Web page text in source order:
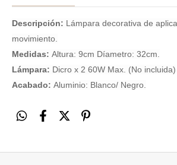
Descripción: Lámpara decorativa de
movimiento.
Medidas: Altura: 9cm Díametro: 32cm.
Lámpara: Dicro x 2 60W Max. (No incluida)
Acabado: Aluminio: Blanco/ Negro.